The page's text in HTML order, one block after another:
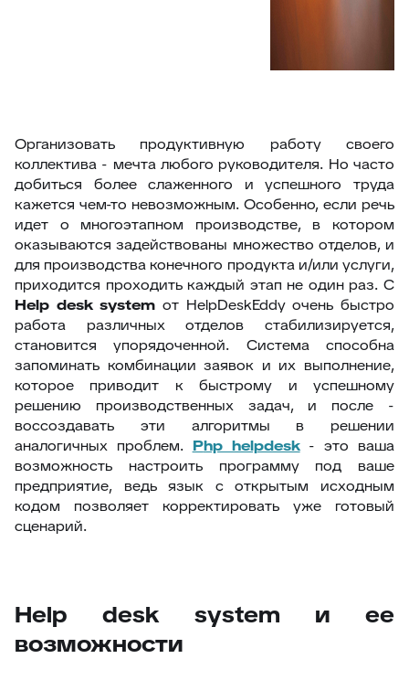
Организовать продуктивную работу своего
коллектива - мечта любого руководителя. Но часто
добиться более слаженного и успешного труда
кажется чем-то невозможным. Особенно, если речь
идет о многоэтапном производстве, в котором
оказываются задействованы множество отделов, и
для производства конечного продукта и/или услуги,
приходится проходить каждый этап не один раз. С
Help desk system от HelpDeskEddy очень быстро
работа различных отделов стабилизируется,
становится упорядоченной. Система способна
запоминать комбинации заявок и их выполнение,
которое приводит к быстрому и успешному
решению производственных задач, и после -
воссоздавать эти алгоритмы в решении
аналогичных проблем. Php helpdesk- это ваша
возможность настроить программу под ваше
предприятие, ведь язык с открытым исходным
кодом позволяет корректировать уже готовый
сценарий.
Help desk system и ее
возможности